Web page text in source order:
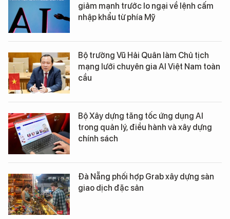
giảm mạnh trước lo ngại về lệnh cấm
nhập khẩu từ phía Mỹ
Bộ trưởng Vũ Hải Quân làm Chủ tịch
mạng lưới chuyên gia AI Việt Nam toàn
cầu
Bộ Xây dựng tăng tốc ứng dụng AI
trong quản lý, điều hành và xây dựng
chính sách
Đà Nẵng phối hợp Grab xây dựng sàn
giao dịch đặc sản